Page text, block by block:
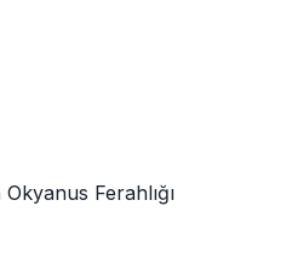
Ferahlığı